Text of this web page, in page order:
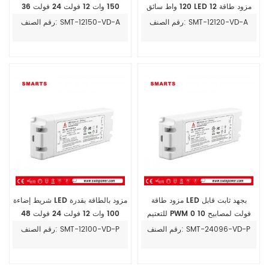
150 وات 12 فولت 24 فولت 36
فولت 48 فولت، مقاوم للماء 0 10
رقم الصنف: SMT-12150-VD-A
120 واط سائق LED مزود طاقة 12
فولت 24 فولت 48 فولت
رقم الصنف: SMT-12120-VD-A
شريط إضاءة LED مزود بالطاقة بقدرة
100 وات 12 فولت 24 فولت 48
فولت، مدرج في قائمة UL، بجهد ثابترقم الصنف: SMT-12100-VD-P
مزود طاقة LED بجهد ثابت قابل
للتعتيم PWM 0 10 فولت لمصابيح
LED 96 واط
رقم الصنف: SMT-24096-VD-P